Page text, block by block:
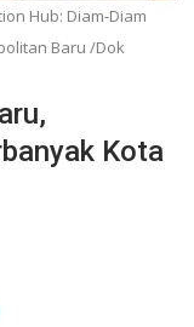
Hub: Diam-Diam
Baru /Dok
Kota